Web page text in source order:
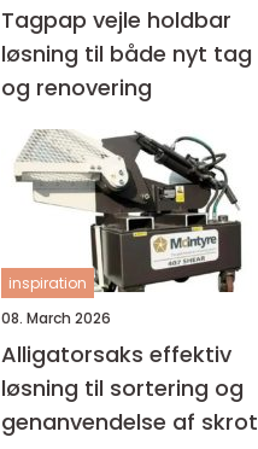
Tagpap vejle holdbar
løsning til både nyt tag
og renovering
inspiration
08. March 2026
Alligatorsaks effektiv
løsning til sortering og
genanvendelse af skrot